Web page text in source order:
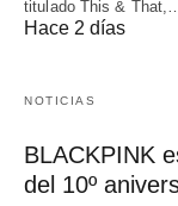
titulado This & That,…
Hace 2 días
NOTICIAS
BLACKPINK
del 10º